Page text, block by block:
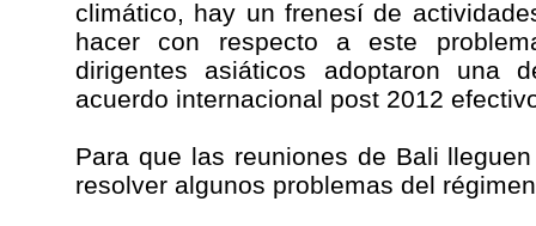
climático, hay un frenesí de
hacer con respecto a este
dirigentes asiáticos adoptaron una
acuerdo internacional post 2012
Para que las reuniones de Bali
resolver algunos problemas del